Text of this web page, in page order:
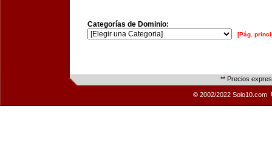
Categorías de Dominio:
[Pág.
** Precios
© 2002/2022 Solo10.com